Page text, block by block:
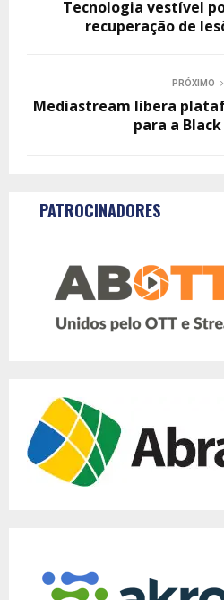
Tecnologia vestível
recuperação de
PRÓXIMO
Mediastream libera
para a
PATROCINADORES